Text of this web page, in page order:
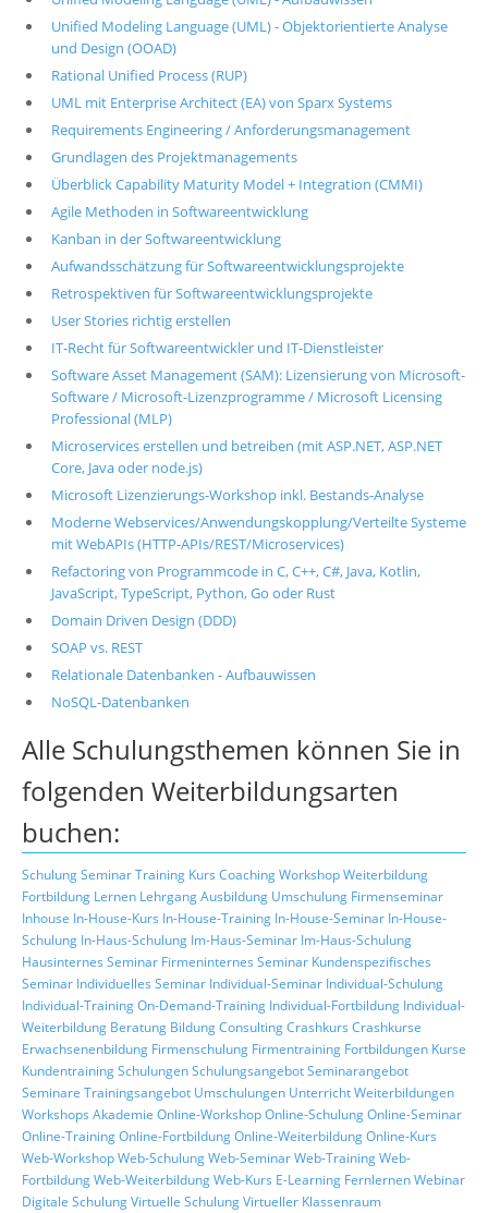
Unified Modeling Language (UML) - Objektorientierte Analyse
und Design (OOAD)
Rational Unified Process (RUP)
UML mit Enterprise Architect (EA) von Sparx Systems
Requirements Engineering / Anforderungsmanagement
Grundlagen des Projektmanagements
Überblick Capability Maturity Model + Integration (CMMI)
Agile Methoden in Softwareentwicklung
Kanban in der Softwareentwicklung
Aufwandsschätzung für Softwareentwicklungsprojekte
Retrospektiven für Softwareentwicklungsprojekte
User Stories richtig erstellen
IT-Recht für Softwareentwickler und IT-Dienstleister
Software Asset Management (SAM): Lizensierung von Microsoft-
Software / Microsoft-Lizenzprogramme / Microsoft Licensing
Professional (MLP)
Microservices erstellen und betreiben (mit ASP.NET, ASP.NET
Core, Java oder node.js)
Microsoft Lizenzierungs-Workshop inkl. Bestands-Analyse
Moderne Webservices/Anwendungskopplung/Verteilte Systeme
mit WebAPIs (HTTP-APIs/REST/Microservices)
Refactoring von Programmcode in C, C++, C#, Java, Kotlin,
JavaScript, TypeScript, Python, Go oder Rust
Domain Driven Design (DDD)
SOAP vs. REST
Relationale Datenbanken - Aufbauwissen
NoSQL-Datenbanken
Alle Schulungsthemen können Sie in
folgenden Weiterbildungsarten
buchen:
SchulungSeminarTraining Kurs CoachingWorkshopWeiterbildung
Fortbildung Lernen LehrgangAusbildung Umschulung Firmenseminar
Inhouse In-House-Kurs In-House-Training In-House-Seminar In-House-
Schulung In-Haus-Schulung Im-Haus-Seminar Im-Haus-Schulung
Hausinternes Seminar Firmeninternes Seminar Kundenspezifisches
Seminar Individuelles Seminar Individual-Seminar Individual-Schulung
Individual-TrainingOn-Demand-Training Individual-Fortbildung Individual-
Weiterbildung Beratung BildungConsultingCrashkurs Crashkurse
Erwachsenenbildung Firmenschulung Firmentraining Fortbildungen Kurse
KundentrainingSchulungenSchulungsangebotSeminarangebot
Seminare Trainingsangebot Umschulungen UnterrichtWeiterbildungen
Workshops Akademie Online-WorkshopOnline-SchulungOnline-Seminar
Online-TrainingOnline-FortbildungOnline-WeiterbildungOnline-Kurs
Web-WorkshopWeb-SchulungWeb-SeminarWeb-TrainingWeb-
FortbildungWeb-WeiterbildungWeb-Kurs E-Learning FernlernenWebinar
Digitale SchulungVirtuelle SchulungVirtueller Klassenraum